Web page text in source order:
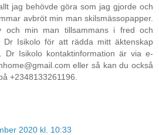
jag behövde göra som jag gjorde och
avbröt min man skilsmässopapper.
och min man tillsammans i fred och
Dr Isikolo för att rädda mitt äktenskap
Dr Isikolo kontaktinformation är via e-
eller så kan du också
+2348133261196.
2020 kl. 10:33